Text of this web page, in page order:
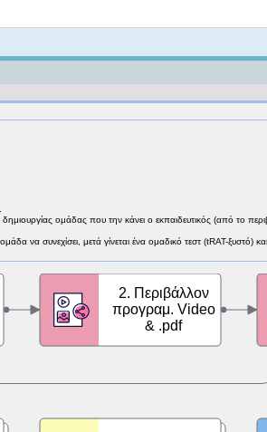
ομάδας που την κάνει ο εκπαιδευτικός (από το
να συνεχίσει, μετά γίνεται ένα ομαδικό τεστ (tRAT-ξυστό)